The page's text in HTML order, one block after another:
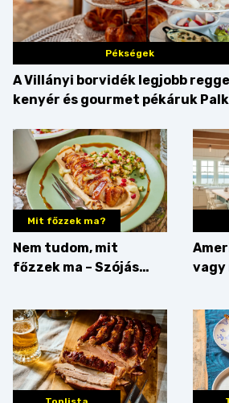
Pékségek
A Villányi borvidék legjobb
kenyér és gourmet pékáruk
Mit főzzek ma?
Nem tudom, mit
főzzek ma – Szójás
vagy
az